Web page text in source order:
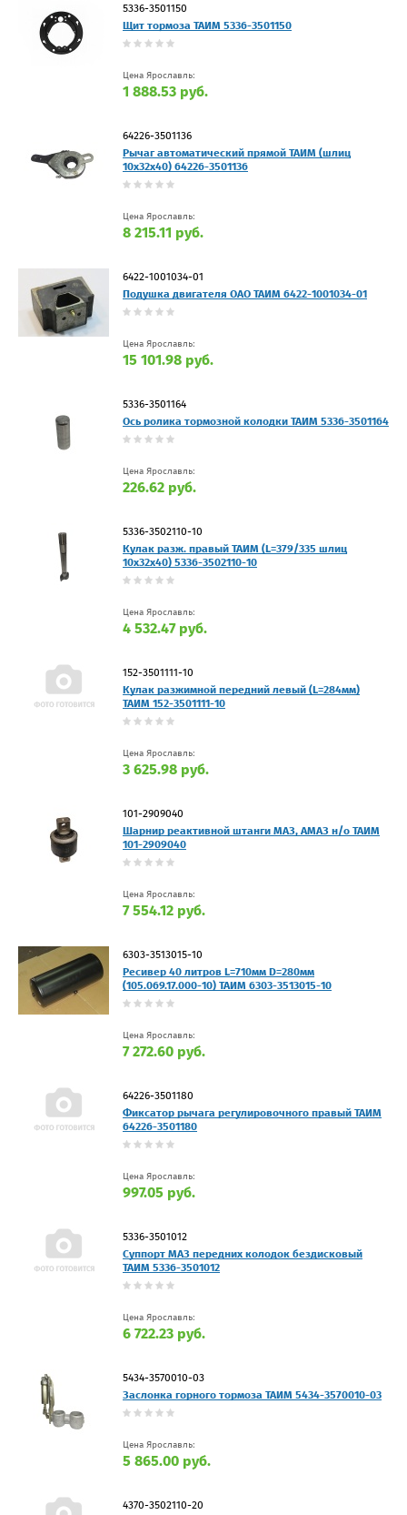
5336-3501150
Щит тормоза ТАИМ 5336-3501150
Цена Ярославль:
1 888.53 руб.
64226-3501136
Рычаг автоматический прямой ТАИМ (шлиц
10х32х40) 64226-3501136
Цена Ярославль:
8 215.11 руб.
6422-1001034-01
Подушка двигателя ОАО ТАИМ 6422-1001034-01
Цена Ярославль:
15 101.98 руб.
5336-3501164
Ось ролика тормозной колодки ТАИМ 5336-3501164
Цена Ярославль:
226.62 руб.
5336-3502110-10
Кулак разж. правый ТАИМ (L=379/335 шлиц
10х32х40) 5336-3502110-10
Цена Ярославль:
4 532.47 руб.
152-3501111-10
Кулак разжимной передний левый (L=284мм)
ТАИМ 152-3501111-10
Цена Ярославль:
3 625.98 руб.
101-2909040
Шарнир реактивной штанги МАЗ, АМАЗ н/о ТАИМ
101-2909040
Цена Ярославль:
7 554.12 руб.
6303-3513015-10
Ресивер 40 литров L=710мм D=280мм
(105.069.17.000-10) ТАИМ 6303-3513015-10
Цена Ярославль:
7 272.60 руб.
64226-3501180
Фиксатор рычага регулировочного правый ТАИМ
64226-3501180
Цена Ярославль:
997.05 руб.
5336-3501012
Суппорт МАЗ передних колодок бездисковый
ТАИМ 5336-3501012
Цена Ярославль:
6 722.23 руб.
5434-3570010-03
Заслонка горного тормоза ТАИМ 5434-3570010-03
Цена Ярославль:
5 865.00 руб.
4370-3502110-20